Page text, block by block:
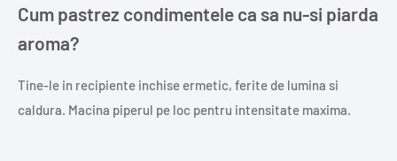
Cum pastrez condimentele ca sa nu-si piarda
aroma?
Tine-le in recipiente inchise ermetic, ferite de lumina si
caldura. Macina piperul pe loc pentru intensitate maxima.